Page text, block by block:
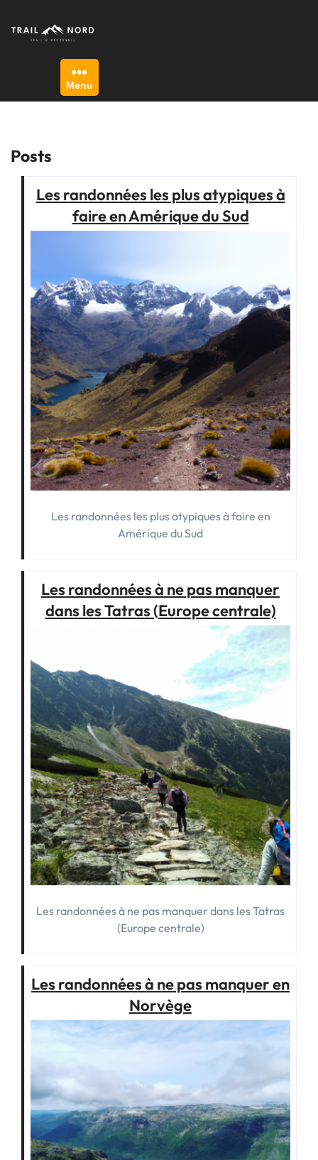
content
Menu
Posts
Les randonnées les plus atypiques à
faire en Amérique du Sud
Les randonnées les plus atypiques à faire en
Amérique du Sud
Les randonnées à ne pas manquer
dans les Tatras (Europe centrale)
Les randonnées à ne pas manquer dans les Tatras
(Europe centrale)
Les randonnées à ne pas manquer en
Norvège